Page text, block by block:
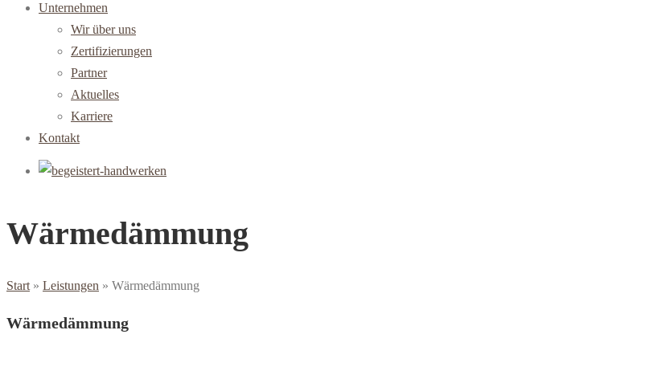
Unternehmen
Wir über uns
Zertifizierungen
Partner
Aktuelles
Karriere
Kontakt
Wärmedämmung
Start » Leistungen » Wärmedämmung
Wärmedämmung